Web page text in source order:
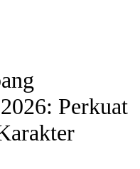
Perkuat